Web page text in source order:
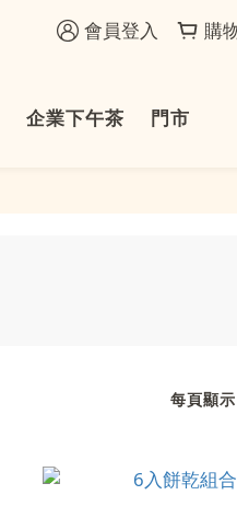
會員登入 購
企業下午茶 門市
每頁顯